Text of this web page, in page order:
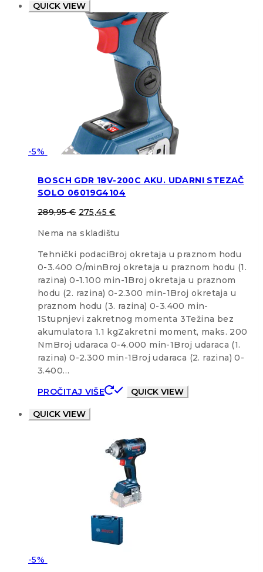
QUICK VIEW
-5%
BOSCH GDR 18V-200C AKU. UDARNI STEZAČ
SOLO 06019G4104
289,95€ 275,45€
Nema na skladištu
Tehnički podaciBroj okretaja u praznom hodu
0-3.400 O/minBroj okretaja u praznom hodu (1.
razina) 0-1.100 min-1Broj okretaja u praznom
hodu (2. razina) 0-2.300 min-1Broj okretaja u
praznom hodu (3. razina) 0-3.400 min-
1Stupnjevi zakretnog momenta 3Težina bez
akumulatora 1.1 kgZakretni moment, maks. 200
NmBroj udaraca 0-4.000 min-1Broj udaraca (1.
razina) 0-2.300 min-1Broj udaraca (2. razina) 0-
3.400…
PROČITAJ VIŠE
QUICK VIEW
QUICK VIEW
-5%